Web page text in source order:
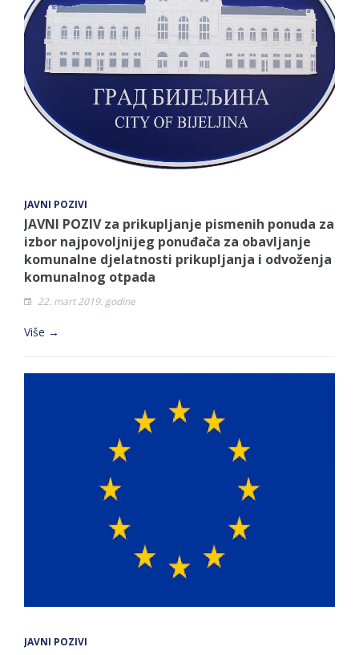
JAVNI POZIVI
JAVNI POZIV za prikupljanje pismenih ponuda za
izbor najpovoljnijeg ponuđača za obavljanje
komunalne djelatnosti prikupljanja i odvoženja
komunalnog otpada
22. mart 2019. godine
Više →
JAVNI POZIVI